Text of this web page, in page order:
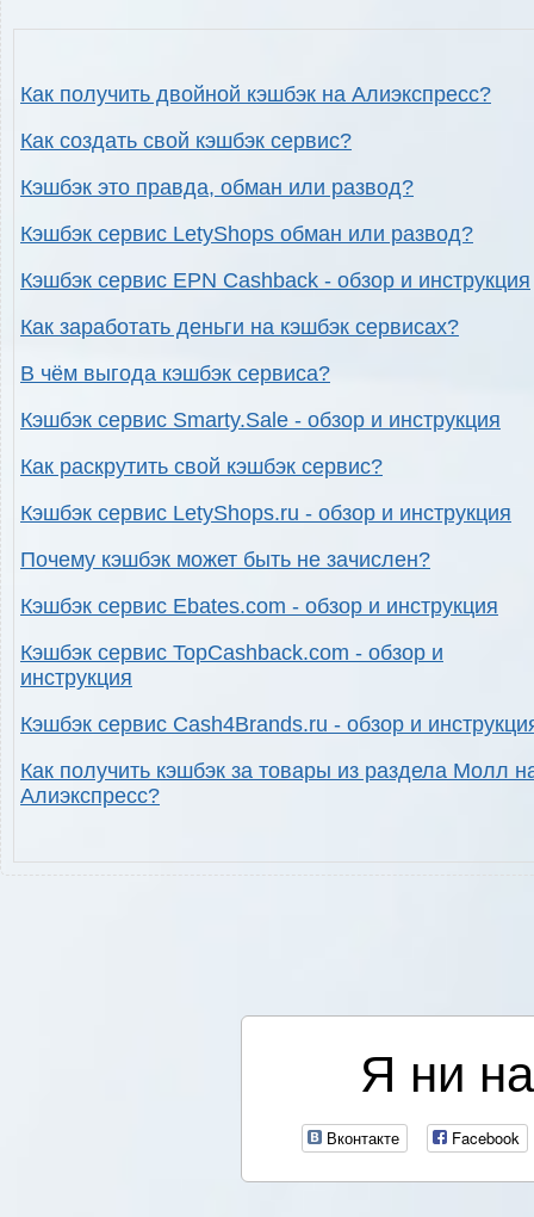
Как получить двойной кэшбэк на Алиэкспресс?
Как создать свой кэшбэк сервис?
Кэшбэк это правда, обман или развод?
Кэшбэк сервис LetyShops обман или развод?
Кэшбэк сервис EPN Cashback - обзор и инструкция
Как заработать деньги на кэшбэк сервисах?
В чём выгода кэшбэк сервиса?
Кэшбэк сервис Smarty.Sale - обзор и инструкция
Как раскрутить свой кэшбэк сервис?
Кэшбэк сервис LetyShops.ru - обзор и инструкция
Почему кэшбэк может быть не зачислен?
Кэшбэк сервис Ebates.com - обзор и инструкция
Кэшбэк сервис TopCashback.com - обзор и
инструкция
Кэшбэк сервис Cash4Brands.ru - обзор и
Как получить кэшбэк за товары из раздела Молл
Алиэкспресс?
Я ни
Вконтакте Facebook